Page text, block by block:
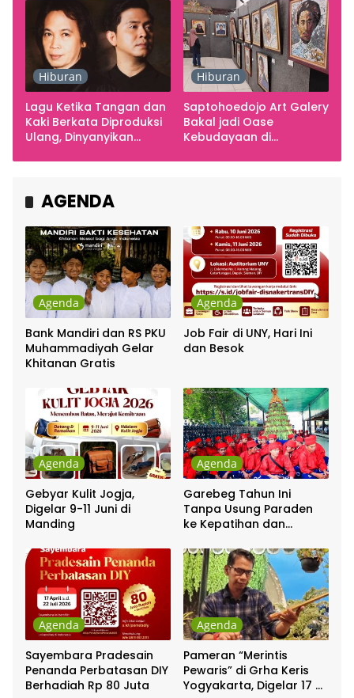
Hiburan
Lagu Ketika Tangan dan
Kaki Berkata Diproduksi
Ulang, Dinyanyikan
Hiburan
Saptohoedojo Art Galery
Bakal jadi Oase
Kebudayaan di
AGENDA
Agenda
Bank Mandiri dan RS PKU
Muhammadiyah Gelar
Khitanan Gratis
Agenda
Job Fair di UNY, Hari Ini
dan Besok
Agenda
Gebyar Kulit Jogja,
Digelar 9-11 Juni di
Manding
Agenda
Garebeg Tahun Ini
Tanpa Usung Paraden
ke Kepatihan dan
Agenda
Sayembara Pradesain
Penanda Perbatasan DIY
Berhadiah Rp 80 Juta
Agenda
Pameran “Merintis
Pewaris” di Grha Keris
Yogyakarta, Digelar 17 –